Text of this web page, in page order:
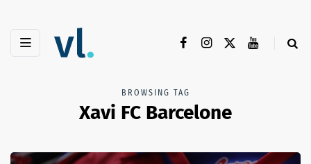
BROWSING TAG
Xavi FC Barcelone